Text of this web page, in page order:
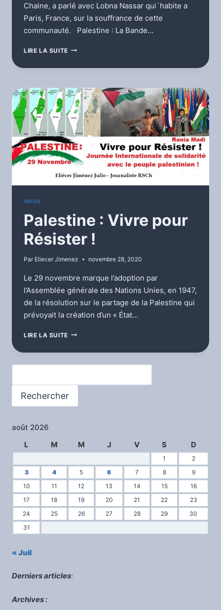
Chaine, a parlé avec Lobna Nassar qui´habite a
Paris, France, sur la souffrance de cette
communauté. Palestine : La Bande…
LIRE LA SUITE GAZA
UNE
À
CIEL
OUVERT
!
INFOS
Palestine : Vivre pour
Résister !
Par Eliecer Jimenez novembre 28, 2020
Le 29 novembre marque l’adoption par
l’Assemblée générale des Nations Unies, en 1947,
de la résolution sur le partage de la Palestine qui
prévoyait la création d’un « État…
LIRE LA SUITE PALESTINE
VIVRE
Rechercher
août 2026
L
M M J V S D
1
2
3
4 5 6 7 8
9
10
11 12 13 14 15
16
17
18 19 20 21 22
23
24
25 26 27 28 29
30
31
« Juil
Derniers articles:
Archives :